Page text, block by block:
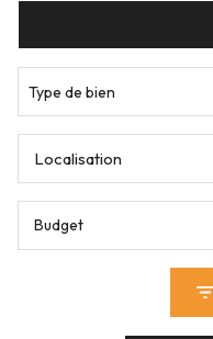
Type de bien
Localisation
Budget